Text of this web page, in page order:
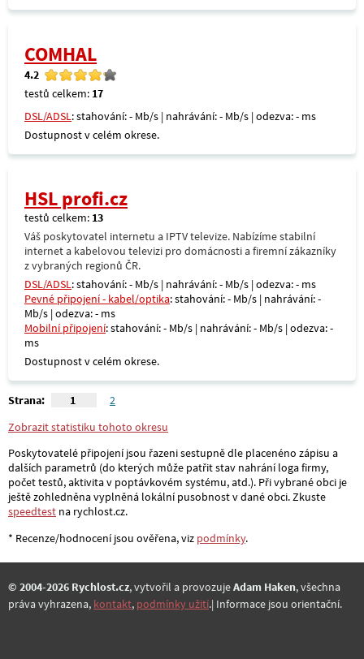
COMHAL
4.2
testů celkem: 17
DSL/ADSL: stahování: - Mb/s | nahrávání: - Mb/s | odezva: - ms
Dostupnost v celém okrese.
HSL profi.cz
testů celkem: 13
Váš poskytovatel internetu a IPTV televize. Nabízíme stabilní
internet a kabelovou televizi pro domácnosti a firemní zákazníky
z vybraných regionů ČR.
DSL/ADSL: stahování: - Mb/s | nahrávání: - Mb/s | odezva: - ms
Pevné připojení - kabel/optika: stahování: - Mb/s | nahrávání: -
Mb/s | odezva: - ms
Mobilní připojení: stahování: - Mb/s | nahrávání: - Mb/s | odezva: -
ms
Dostupnost v celém okrese.
Strana: 1
2
Zobrazit statistiku tohoto okresu
Poskytovatelé připojení jsou řazeni sestupně dle placenéno zápisu a
dalších parametrů (do kterých může patřit stav nahrání loga firmy,
počet testů, aktivita v poptávkovém systému, atd.). Při vybrané obci je
ještě zohledněna vyplněná lokální pusobnost v dané obci. Zkuste
speedtest na rychlost.cz.
* Recenze/hodnocení jsou ověřena, viz podmínky.
© 2004-2026 Rychlost.cz, vytvořil a provozujeAdam Haken, všechna
práva vyhrazena, kontakt, podmínky užití.| Informace jsou orientační.